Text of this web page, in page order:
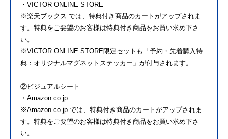
・VICTOR ONLINE STORE
※楽天ブックス では、特典付き商品のカートがアップされま
す。特典をご要望のお客様は特典付き商品をお買い求め下さ
い。
※VICTOR ONLINE STORE限定セットも「予約・先着購入特
典：オリジナルマグネットステッカー」が付与されます。
②ビジュアルシート
・Amazon.co.jp
※Amazon.co.jp では、特典付き商品のカートがアップされま
す。特典をご要望のお客様は特典付き商品をお買い求め下さ
い。